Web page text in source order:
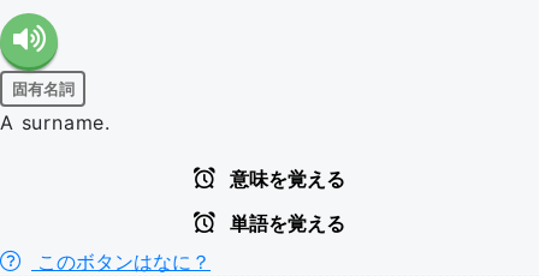
固有名詞
A surname.
意味を覚える
単語を覚える
このボタンはなに？